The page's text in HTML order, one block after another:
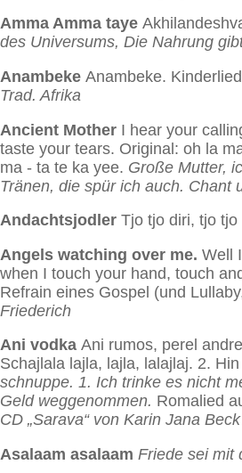
Amma Amma taye
des Universums, Die Nahrung
Anambeke Anambeke.
Trad. Afrika
Ancient Mother I hear your
taste your tears. Original: oh la
ma - ta te ka yee. Große Mutter,
Tränen, die spür ich auch. Chant
Andachtsjodler Tjo tjo diri, tjo
Angels watching over me. Well
when I touch your hand, touch
Refrain eines Gospel (und
Friederich
Ani vodka Ani rumos, perel
Schajlala lajla, lajla, lalajlaj. 2.
schnuppe. 1. Ich trinke es nicht
Geld weggenommen. Romalied
CD „Sarava“ von Karin Jana Beck
Asalaam asalaam Friede sei mit